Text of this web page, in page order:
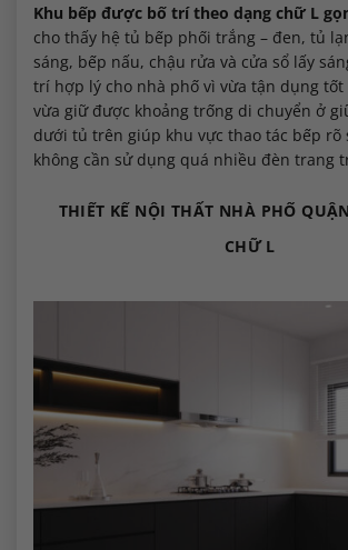
Khu bếp được bố trí theo dạng chữ L
cho thấy hệ tủ bếp phối trắng – đen, tủ
sáng, bếp nấu, chậu rửa và cửa sổ lấy
trí hợp lý cho nhà phố vì vừa tận dụng
vừa giữ được khoảng trống di chuyển ở
dưới tủ trên giúp khu vực thao tác bếp rõ
không cần sử dụng quá nhiều đèn trang
THIẾT KẾ NỘI THẤT NHÀ PHỐ
CHỮ L